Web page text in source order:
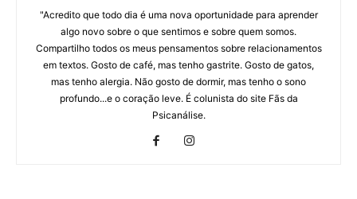
"Acredito que todo dia é uma nova oportunidade para aprender
algo novo sobre o que sentimos e sobre quem somos.
Compartilho todos os meus pensamentos sobre relacionamentos
em textos. Gosto de café, mas tenho gastrite. Gosto de gatos,
mas tenho alergia. Não gosto de dormir, mas tenho o sono
profundo...e o coração leve. É colunista do site Fãs da
Psicanálise.